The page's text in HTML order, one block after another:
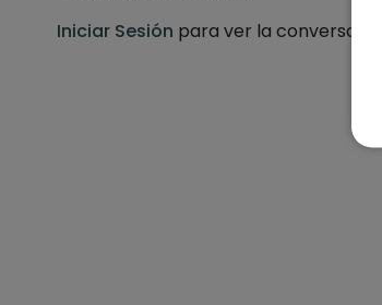
Iniciar Sesión para ver la conversación